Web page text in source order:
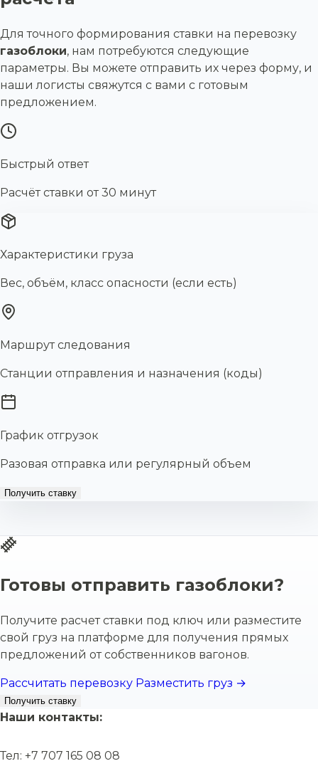
Для точного формирования ставки на перевозку
газоблоки, нам потребуются следующие
параметры. Вы можете отправить их через форму, и
наши логисты свяжутся с вами с готовым
предложением.
Быстрый ответ
Расчёт ставки от 30 минут
Характеристики груза
Вес, объём, класс опасности (если есть)
Маршрут следования
Станции отправления и назначения (коды)
График отгрузок
Разовая отправка или регулярный объем
Получить ставку
Готовы отправить газоблоки?
Получите расчет ставки под ключ или разместите
свой груз на платформе для получения прямых
предложений от собственников вагонов.
Рассчитать перевозку Разместить груз →
Получить ставку
Наши контакты:
Тел: +7 707 165 08 08